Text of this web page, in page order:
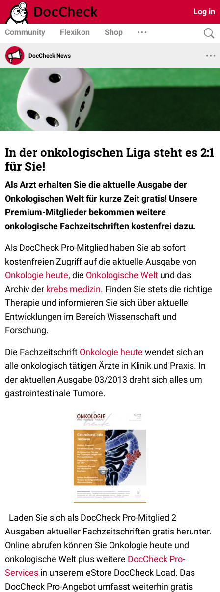
Log in
Community Flexikon Shop
DocCheck News
In der onkologischen Liga steht es 2:1
für Sie!
Als Arzt erhalten Sie die aktuelle Ausgabe der
Onkologischen Welt für kurze Zeit gratis! Unsere
Premium-Mitglieder bekommen weitere
onkologische Fachzeitschriften kostenfrei dazu.
Als DocCheck Pro-Mitglied haben Sie ab sofort
kostenfreien Zugriff auf die aktuelle Ausgabe von
Onkologie heute, die Onkologische Welt und das
Archiv der krebs medizin. Finden Sie stets die richtige
Therapie und informieren Sie sich über aktuelle
Entwicklungen im Bereich Wissenschaft und
Forschung.
Die Fachzeitschrift Onkologie heute wendet sich an
alle onkologisch tätigen Ärzte in Klinik und Praxis. In
der aktuellen Ausgabe 03/2013 dreht sich alles um
gastrointestinale Tumore.
Laden Sie sich als DocCheck Pro-Mitglied 2
Ausgaben aktueller Fachzeitschriften gratis herunter.
Online abrufen können Sie Onkologie heute und
onkologische Welt plus weitere DocCheck Pro-
Services in unserem eStore DocCheck Load. Das
DocCheck Pro-Angebot umfasst weiterhin gratis